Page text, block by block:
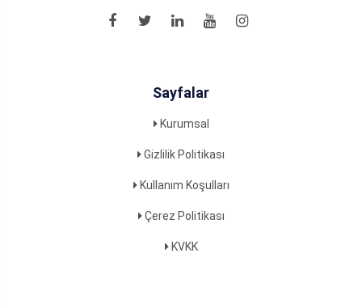
Sayfalar
Kurumsal
Gizlilik Politikası
Kullanım Koşulları
Çerez Politikası
KVKK